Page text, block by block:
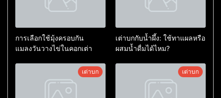
การเลือกใช้มุ้งครอบกัน
แมลงวันวางไข่ในคอกเต่า
เต่าบกกับน้ำผึ้ง: ใช้ทาแผลหรือ
ผสมน้ำดื่มได้ไหม?
เต่าบก เต่าบก